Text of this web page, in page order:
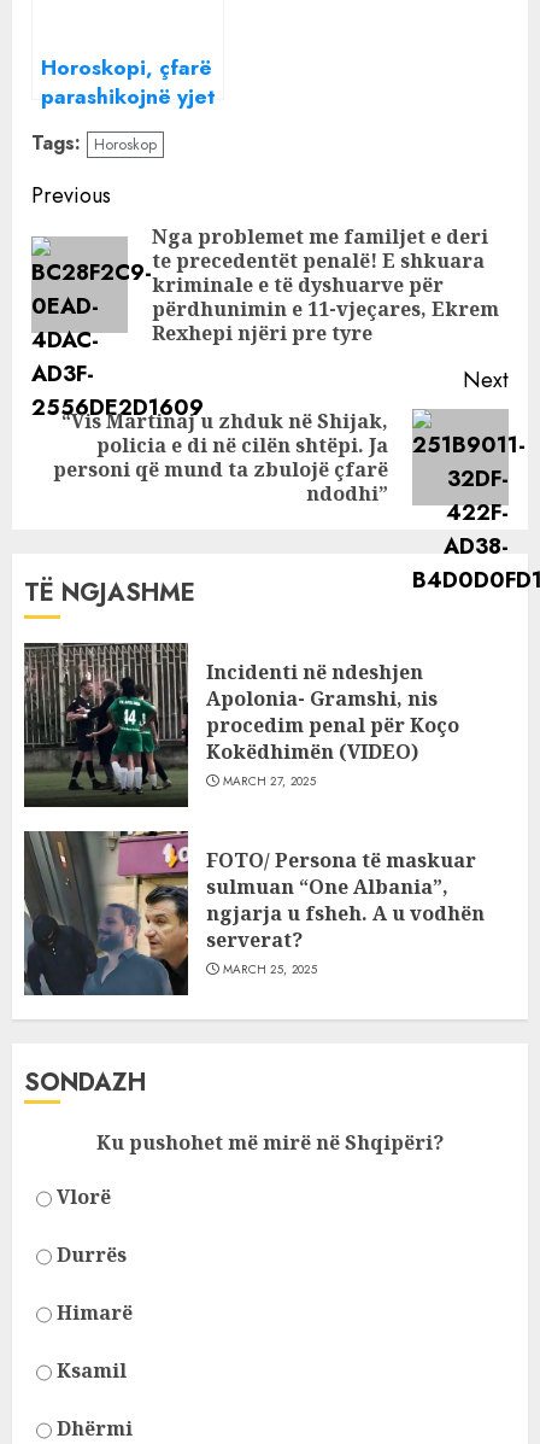
Horoskopi, çfarë
parashikojnë yjet
për ditën e
sotme, 22 nëntor
2022
Tags: Horoskop
Continue
Reading
Previous
Nga problemet me familjet e deri
te precedentët penalë! E shkuara
kriminale e të dyshuarve për
përdhunimin e 11-vjeçares, Ekrem
Rexhepi njëri pre tyre
Next
post:
“Vis Martinaj u zhduk në Shijak,
policia e di në cilën shtëpi. Ja
personi që mund ta zbulojë çfarë
ndodhi”
TË NGJASHME
Incidenti në ndeshjen
Apolonia- Gramshi, nis
procedim penal për Koço
Kokëdhimën (VIDEO)
MARCH 27, 2025
FOTO/ Persona të maskuar
sulmuan “One Albania”,
ngjarja u fsheh. A u vodhën
serverat?
MARCH 25, 2025
SONDAZH
Ku pushohet më mirë në Shqipëri?
Vlorë
Durrës
Himarë
Ksamil
Dhërmi